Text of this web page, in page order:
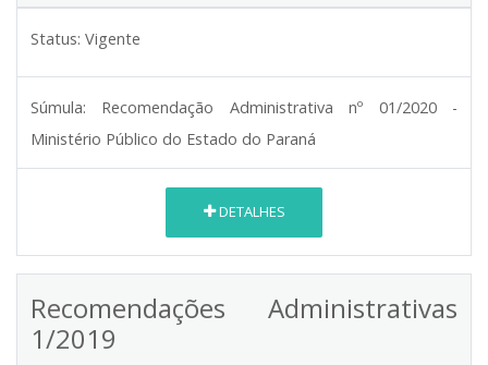
Status: Vigente
Súmula:
Recomendação Administrativa nº 01/2020 -
Ministério Público do Estado do Paraná
DETALHES
Recomendações Administrativas
1/2019